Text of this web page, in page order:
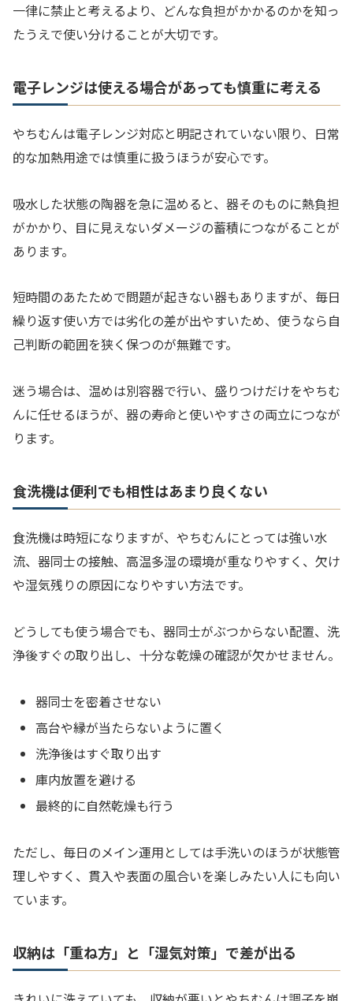
一律に禁止と考えるより、どんな負担がかかるのかを知っ
たうえで使い分けることが大切です。
電子レンジは使える場合があっても慎重に考える
やちむんは電子レンジ対応と明記されていない限り、日常
的な加熱用途では慎重に扱うほうが安心です。
吸水した状態の陶器を急に温めると、器そのものに熱負担
がかかり、目に見えないダメージの蓄積につながることが
あります。
短時間のあたためで問題が起きない器もありますが、毎日
繰り返す使い方では劣化の差が出やすいため、使うなら自
己判断の範囲を狭く保つのが無難です。
迷う場合は、温めは別容器で行い、盛りつけだけをやちむ
んに任せるほうが、器の寿命と使いやすさの両立につなが
ります。
食洗機は便利でも相性はあまり良くない
食洗機は時短になりますが、やちむんにとっては強い水
流、器同士の接触、高温多湿の環境が重なりやすく、欠け
や湿気残りの原因になりやすい方法です。
どうしても使う場合でも、器同士がぶつからない配置、洗
浄後すぐの取り出し、十分な乾燥の確認が欠かせません。
器同士を密着させない
高台や縁が当たらないように置く
洗浄後はすぐ取り出す
庫内放置を避ける
最終的に自然乾燥も行う
ただし、毎日のメイン運用としては手洗いのほうが状態管
理しやすく、貫入や表面の風合いを楽しみたい人にも向い
ています。
収納は「重ね方」と「湿気対策」で差が出る